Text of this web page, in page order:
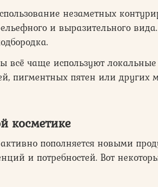
незаметных
и выразительного
всё чаще используют локальные
пигментных пятен или других
косметике
пополняется новыми
и потребностей. Вот